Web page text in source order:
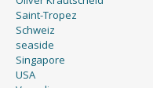
Saint-Tropez
Schweiz
seaside
Singapore
USA